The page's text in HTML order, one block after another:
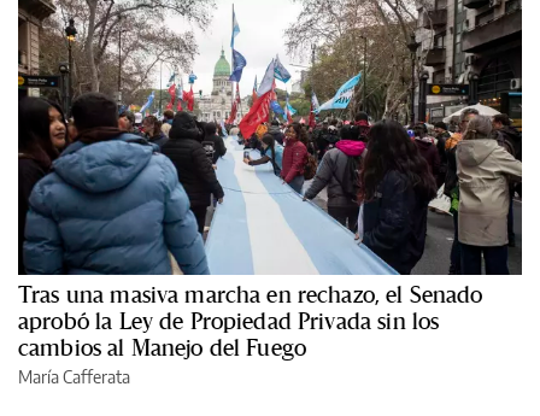
Tras una masiva marcha en rechazo, el Senado
aprobó la Ley de Propiedad Privada sin los
cambios al Manejo del Fuego
María Cafferata